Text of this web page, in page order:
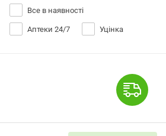
Все в наявності
Аптеки 24/7 Уцінка